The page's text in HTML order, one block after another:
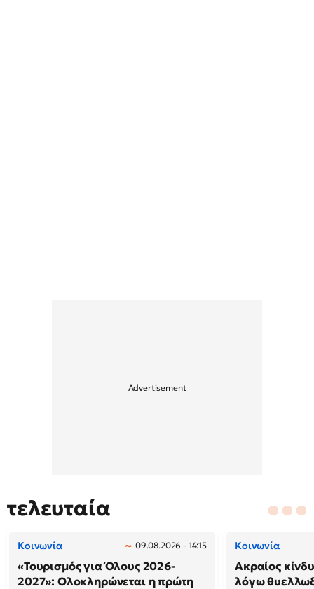
τελευταία
Κοινωνία 09.08.2026 - 14:15
«Τουρισμός για Όλους 2026-
2027»: Ολοκληρώνεται η πρώτη
Κοινωνία
Ακραίος
λόγω